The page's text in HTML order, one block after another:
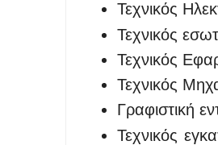
Τεχνικός
Τεχνικός
Τεχνικός
Τεχνικός
Γραφιστική
Τεχνικός